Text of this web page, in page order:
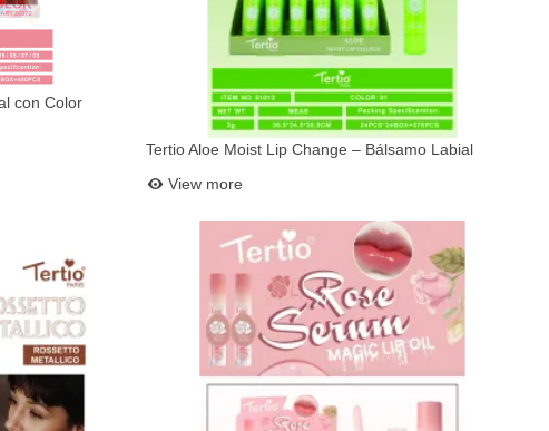
con Color
Add to basket
Tertio Aloe Moist Lip Change – Bálsamo Labial
View more